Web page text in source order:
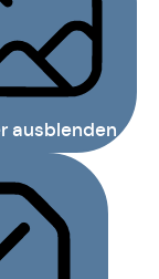
ausblenden